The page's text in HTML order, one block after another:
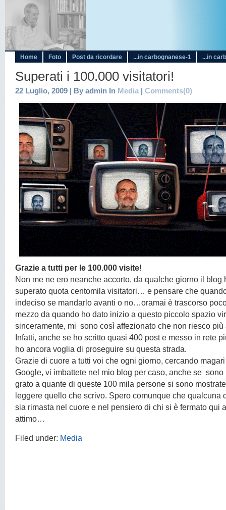
Home Foto Post da ricordare ...in carbognanese-1 ...in
Superati i 100.000 visitatori!
22 Luglio, 2009 | By admin In Media | Comments(0)
Grazie a tutti per le 100.000 visite!
Non me ne ero neanche accorto, da qualche giorno il blog
superato quota centomila visitatori… e pensare che
indeciso se mandarlo avanti o no…oramai è trascorso
mezzo da quando ho dato inizio a questo piccolo spazio
sinceramente, mi sono così affezionato che non riesco più
Infatti, anche se ho scritto quasi 400 post e messo in rete
ho ancora voglia di proseguire su questa strada.
Grazie di cuore a tutti voi che ogni giorno, cercando
Google, vi imbattete nel mio blog per caso, anche se
grato a quante di queste 100 mila persone si sono
leggere quello che scrivo. Spero comunque che qualcuna
sia rimasta nel cuore e nel pensiero di chi si è fermato qui
attimo…
Filed under: Media